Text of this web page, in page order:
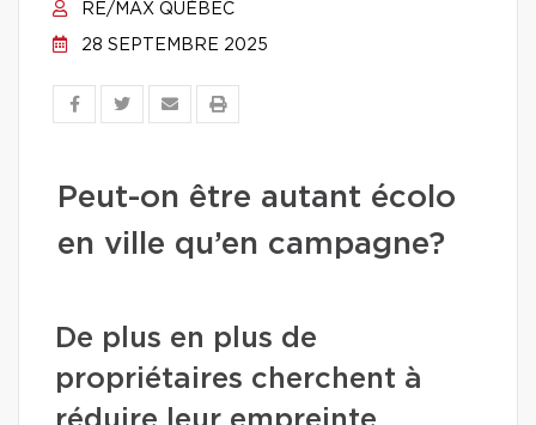
RE/MAX QUÉBEC
28 SEPTEMBRE 2025
Peut-on être autant écolo
en ville qu’en campagne?
De plus en plus de
propriétaires cherchent à